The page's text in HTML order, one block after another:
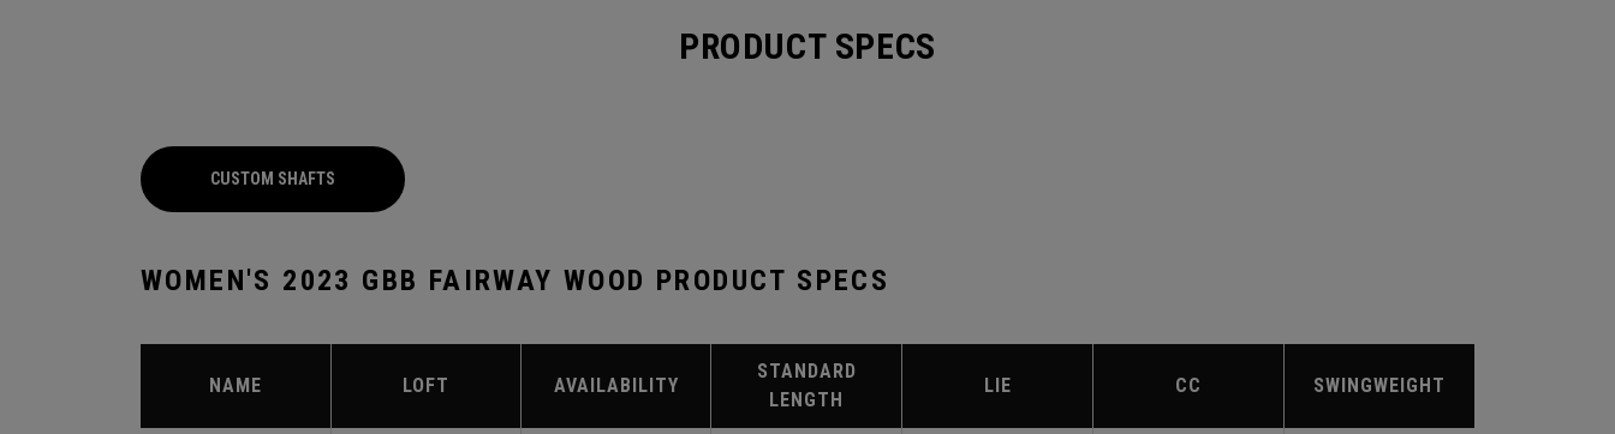
PRODUCT SPECS
CUSTOM SHAFTS
WOMEN'S 2023 GBB FAIRWAY WOOD PRODUCT SPECS
NAME LOFT AVAILABILITY
STANDARD
LENGTH
LIE CC SWINGWEIGHT